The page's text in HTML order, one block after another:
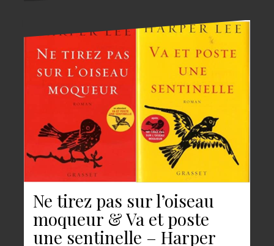
Ne tirez pas sur l’oiseau
moqueur & Va et poste
une sentinelle – Harper